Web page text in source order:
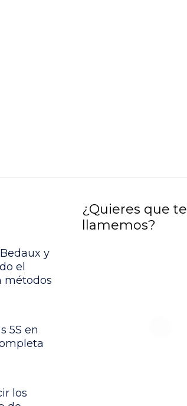
y
el
métodos
5S en
los
¿Quieres que te
llamemos?